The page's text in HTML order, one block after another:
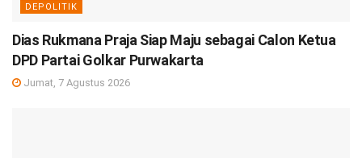
DEPOLITIK
Dias Rukmana Praja Siap Maju sebagai Calon Ketua
DPD Partai Golkar Purwakarta
Jumat, 7 Agustus 2026